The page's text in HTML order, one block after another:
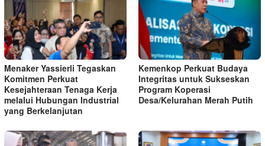
Menaker Yassierli Tegaskan
Komitmen Perkuat
Kesejahteraan Tenaga Kerja
melalui Hubungan Industrial
yang Berkelanjutan
Kemenkop Perkuat Budaya
Integritas untuk Sukseskan
Program Koperasi
Desa/Kelurahan Merah Putih